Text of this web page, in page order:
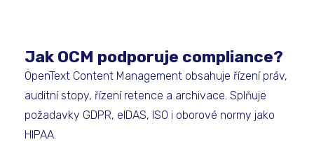
Jak OCM podporuje compliance?
OpenText Content Management obsahuje řízení práv,
auditní stopy, řízení retence a archivace. Splňuje
požadavky GDPR, eIDAS, ISO i oborové normy jako
HIPAA.